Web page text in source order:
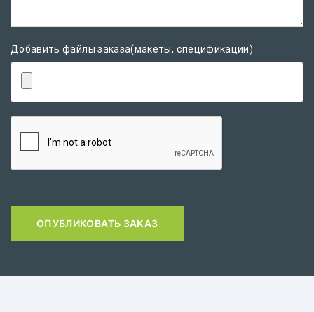
Добавить файлы заказа(макеты, спецификации)
ОПУБЛИКОВАТЬ ЗАКАЗ